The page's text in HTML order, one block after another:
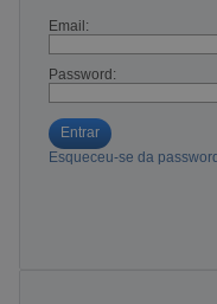
Email:
Password:
Entrar
Esqueceu-se da